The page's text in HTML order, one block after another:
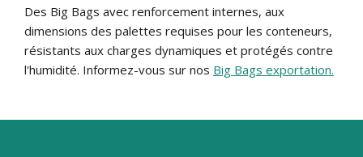
Des Big Bags avec renforcement internes, aux
dimensions des palettes requises pour les conteneurs,
résistants aux charges dynamiques et protégés contre
l'humidité. Informez-vous sur nos Big Bags exportation.